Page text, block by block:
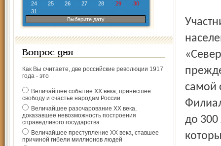
24
25 26 27 28 29
30
31
Выберите дату
Вопрос дня
Как Вы считаете, две российские революции 1917
года - это
Величайшее событие ХХ века, принёсшее
свободу и счастье народам России
Величайшее разочарование ХХ века,
доказавшее невозможность построения
справедливого государства
Величайшее преступление ХХ века, ставшее
причиной гибели миллионов людей
самой
до 300